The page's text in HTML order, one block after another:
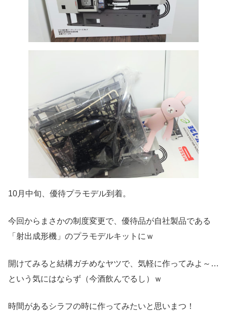
10月中旬、優待プラモデル到着。
今回からまさかの制度変更で、優待品が自社製品である
「射出成形機」のプラモデルキットにｗ
開けてみると結構ガチめなヤツで、気軽に作ってみよ～…
という気にはならず（今酒飲んでるし）ｗ
時間があるシラフの時に作ってみたいと思いまつ！